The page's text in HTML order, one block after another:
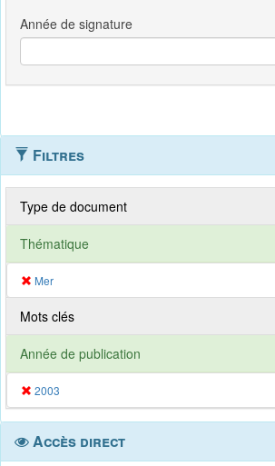
Filtres
Type de document
Thématique
Mer
Mots clés
Année de publication
2003
Accès direct